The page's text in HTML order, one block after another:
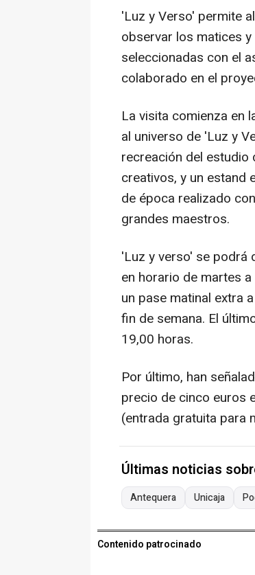
'Luz y Verso' permite
observar los matices
seleccionadas con el
colaborado en el
La visita comienza en
al universo de 'Luz y
recreación del
creativos, y un estand
de época realizado
grandes maestros.
'Luz y verso' se podrá
en horario de martes
un pase matinal extra
fin de semana. El
19,00 horas.
Por último, han
precio de cinco euros
(entrada gratuita para
Últimas noticias
Antequera Unicaja
Contenido patrocinado